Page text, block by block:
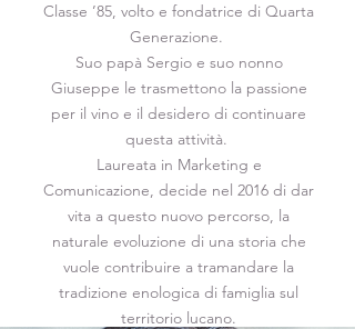
Classe ’85, volto e fondatrice di Quarta
Generazione.
Suo papà Sergio e suo nonno
Giuseppe le trasmettono la passione
per il vino e il desidero di continuare
questa attività.
Laureata in Marketing e
Comunicazione, decide nel 2016 di dar
vita a questo nuovo percorso, la
naturale evoluzione di una storia che
vuole contribuire a tramandare la
tradizione enologica di famiglia sul
territorio lucano.